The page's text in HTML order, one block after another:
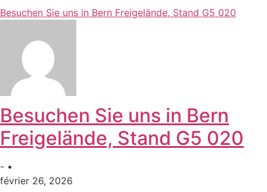
Besuchen Sie uns in Bern Freigelände, Stand G5 020
Besuchen Sie uns in Bern
Freigelände, Stand G5 020
- •
février 26, 2026